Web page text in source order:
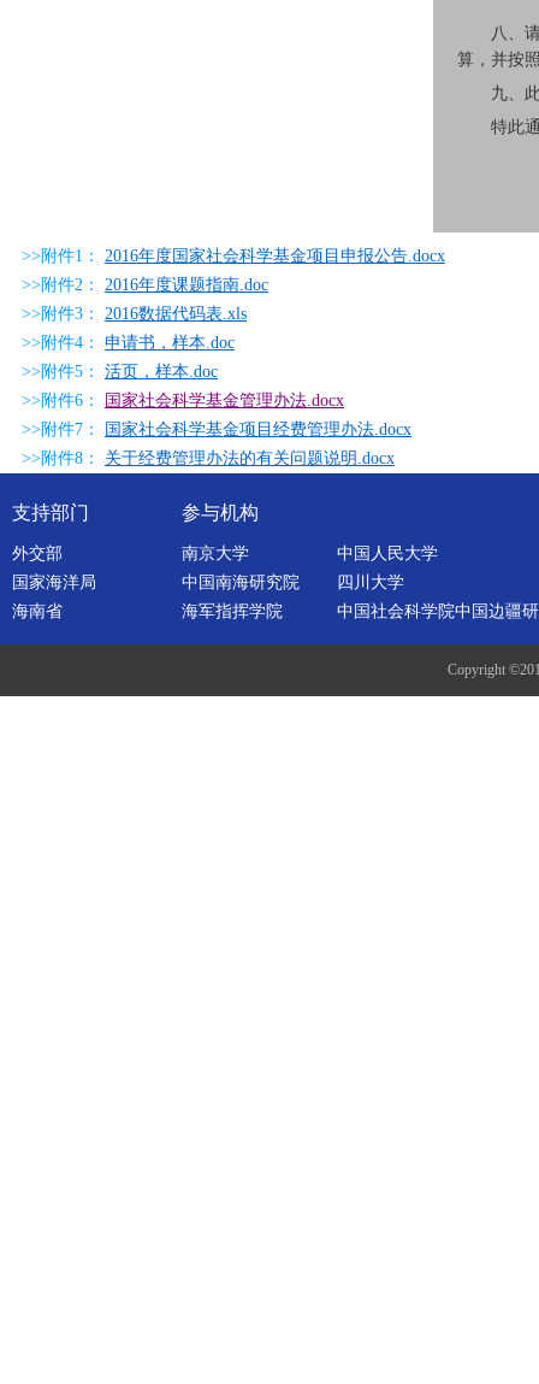
八、请
算，并按
九、此
特此通
>>附件1： 2016年度国家社会科学基金项目申报公告.docx
>>附件2： 2016年度课题指南.doc
>>附件3： 2016数据代码表.xls
>>附件4： 申请书，样本.doc
>>附件5： 活页，样本.doc
>>附件6：
国家社会科学基金管理办法.docx
>>附件7：
国家社会科学基金项目经费管理办法.docx
>>附件8： 关于经费管理办法的有关问题说明.docx
支持部门
外交部
国家海洋局
海南省
参与机构
南京大学
中国人民大学
中国南海研究院
四川大学
海军指挥学院
中国社会科学院中国边疆
Copyright